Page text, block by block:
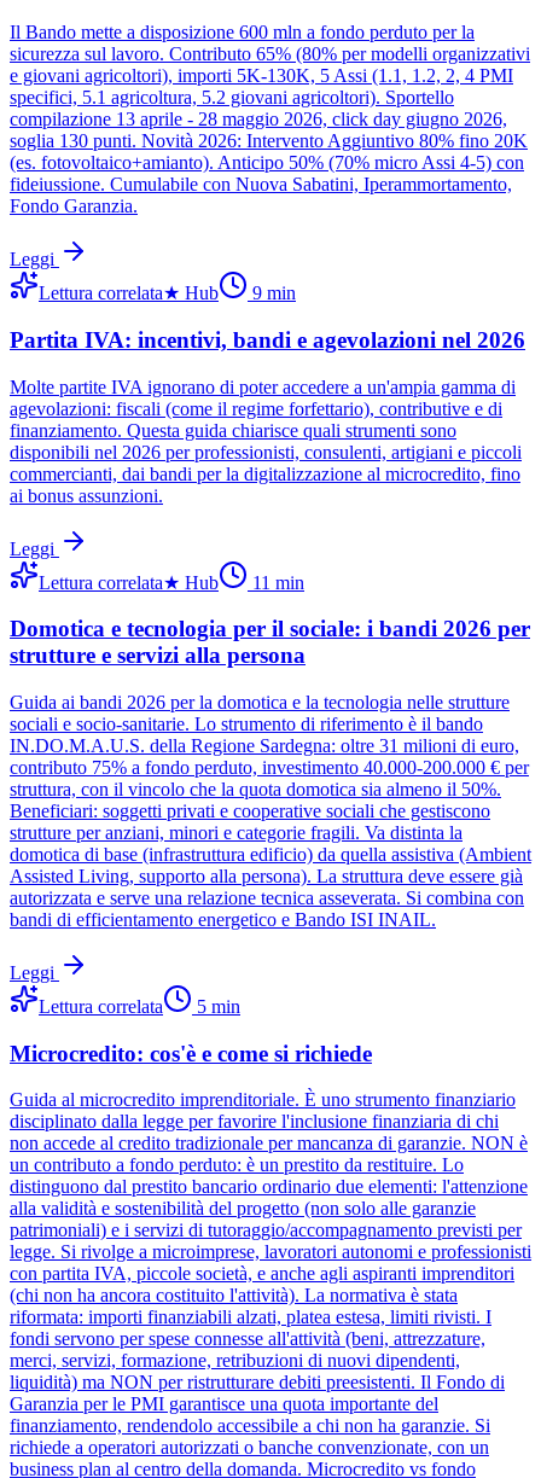
Il Bando mette a disposizione 600 mln a fondo perduto per la
sicurezza sul lavoro. Contributo 65% (80% per modelli organizzativi
e giovani agricoltori), importi 5K-130K, 5 Assi (1.1, 1.2, 2, 4 PMI
specifici, 5.1 agricoltura, 5.2 giovani agricoltori). Sportello
compilazione 13 aprile - 28 maggio 2026, click day giugno 2026,
soglia 130 punti. Novità 2026: Intervento Aggiuntivo 80% fino 20K
(es. fotovoltaico+amianto). Anticipo 50% (70% micro Assi 4-5) con
fideiussione. Cumulabile con Nuova Sabatini, Iperammortamento,
Fondo Garanzia.
Leggi
Lettura correlata★ Hub 9 min
Partita IVA: incentivi, bandi e agevolazioni nel 2026
Molte partite IVA ignorano di poter accedere a un'ampia gamma di
agevolazioni: fiscali (come il regime forfettario), contributive e di
finanziamento. Questa guida chiarisce quali strumenti sono
disponibili nel 2026 per professionisti, consulenti, artigiani e piccoli
commercianti, dai bandi per la digitalizzazione al microcredito, fino
ai bonus assunzioni.
Leggi
Lettura correlata★ Hub 11 min
Domotica e tecnologia per il sociale: i bandi 2026 per
strutture e servizi alla persona
Guida ai bandi 2026 per la domotica e la tecnologia nelle strutture
sociali e socio-sanitarie. Lo strumento di riferimento è il bando
IN.DO.M.A.U.S. della Regione Sardegna: oltre 31 milioni di euro,
contributo 75% a fondo perduto, investimento 40.000-200.000 € per
struttura, con il vincolo che la quota domotica sia almeno il 50%.
Beneficiari: soggetti privati e cooperative sociali che gestiscono
strutture per anziani, minori e categorie fragili. Va distinta la
domotica di base (infrastruttura edificio) da quella assistiva (Ambient
Assisted Living, supporto alla persona). La struttura deve essere già
autorizzata e serve una relazione tecnica asseverata. Si combina con
bandi di efficientamento energetico e Bando ISI INAIL.
Leggi
Lettura correlata
5 min
Microcredito: cos'è e come si richiede
Guida al microcredito imprenditoriale. È uno strumento finanziario
disciplinato dalla legge per favorire l'inclusione finanziaria di chi
non accede al credito tradizionale per mancanza di garanzie. NON è
un contributo a fondo perduto: è un prestito da restituire. Lo
distinguono dal prestito bancario ordinario due elementi: l'attenzione
alla validità e sostenibilità del progetto (non solo alle garanzie
patrimoniali) e i servizi di tutoraggio/accompagnamento previsti per
legge. Si rivolge a microimprese, lavoratori autonomi e professionisti
con partita IVA, piccole società, e anche agli aspiranti imprenditori
(chi non ha ancora costituito l'attività). La normativa è stata
riformata: importi finanziabili alzati, platea estesa, limiti rivisti. I
fondi servono per spese connesse all'attività (beni, attrezzature,
merci, servizi, formazione, retribuzioni di nuovi dipendenti,
liquidità) ma NON per ristrutturare debiti preesistenti. Il Fondo di
Garanzia per le PMI garantisce una quota importante del
finanziamento, rendendolo accessibile a chi non ha garanzie. Si
richiede a operatori autorizzati o banche convenzionate, con un
business plan al centro della domanda. Microcredito vs fondo